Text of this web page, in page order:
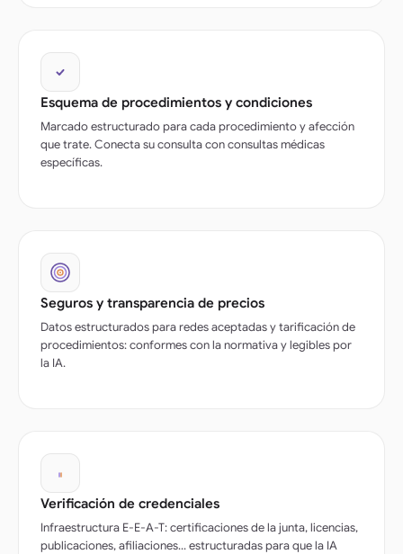
Esquema de procedimientos y condiciones
Marcado estructurado para cada procedimiento y afección
que trate. Conecta su consulta con consultas médicas
específicas.
Seguros y transparencia de precios
Datos estructurados para redes aceptadas y tarificación de
procedimientos: conformes con la normativa y legibles por
la IA.
Verificación de credenciales
Infraestructura E-E-A-T: certificaciones de la junta, licencias,
publicaciones, afiliaciones... estructuradas para que la IA